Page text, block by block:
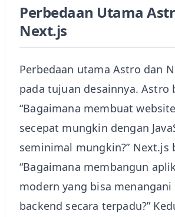
Perbedaan Utama
Next.js
Perbedaan utama Astro dan
pada tujuan desainnya. Astro
“Bagaimana membuat
secepat mungkin dengan
seminimal mungkin?” Next.js
“Bagaimana membangun
modern yang bisa
backend secara terpadu?”